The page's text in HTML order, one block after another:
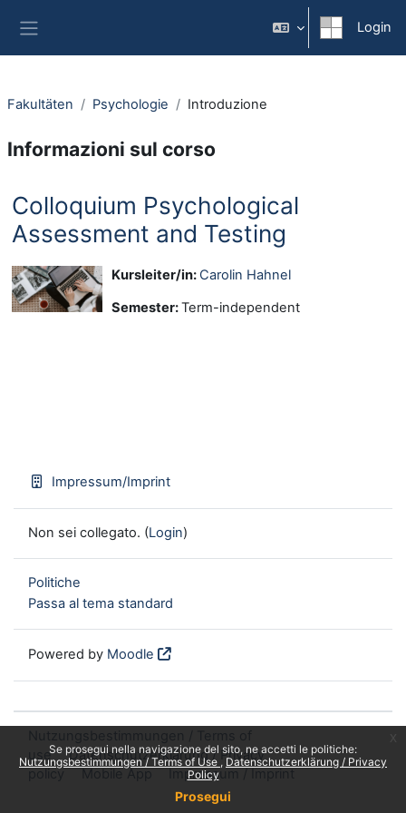
Se prosegui nella navigazione del sito, ne accetti le politiche:
Nutzungsbestimmungen / Terms of Use
Datenschutzerklärung / Privacy
Policy
Prosegui
Login
Fakultäten Psychologie Introduzione
Informazioni sul corso
Colloquium Psychological
Assessment and Testing
Kursleiter/in: Carolin Hahnel
Semester:Term-independent
Impressum/Imprint
Non sei collegato. (Login)
Politiche
Passa al tema standard
Powered by Moodle
use
Datenschutzerklärung / Privacy
policy
Mobile App Impressum / Imprint